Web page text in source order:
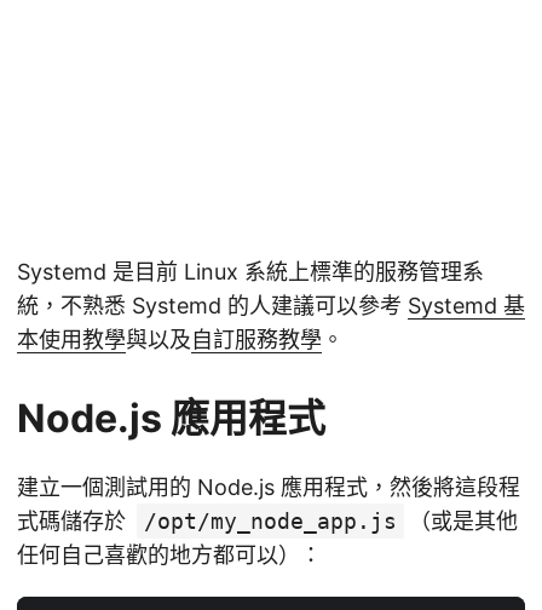
Systemd 是目前 Linux 系統上標準的服務管理系
統，不熟悉 Systemd 的人建議可以參考 Systemd 基
本使用教學與以及自訂服務教學 。
Node.js 應用程式
建立一個測試用的 Node.js 應用程式，然後將這段程
式碼儲存於
/opt/my_node_app.js
（或是其他
任何自己喜歡的地方都可以）：